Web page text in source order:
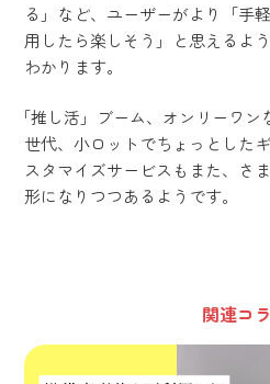
る」など、ユーザーがより「手
用したら楽しそう」と思えるよ
わかります。
「推し活」ブーム、オンリーワ
世代、小ロットでちょっとした
スタマイズサービスもまた、さ
形になりつつあるようです。
関連コ